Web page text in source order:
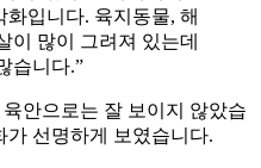
입니다. 육지동물, 해
이 많이 그려져 있는데
습니다.”
안으로는 잘 보이지 않았습
가 선명하게 보였습니다.